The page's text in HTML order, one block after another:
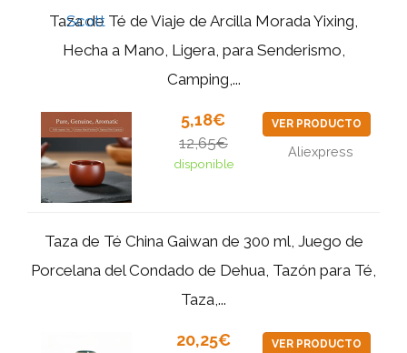
Taza de Té de Viaje de Arcilla Morada Yixing,
Hecha a Mano, Ligera, para Senderismo,
Camping,...
5,18€
12,65€
disponible
VER PRODUCTO
Aliexpress
Taza de Té China Gaiwan de 300 ml, Juego de
Porcelana del Condado de Dehua, Tazón para Té,
Taza,...
20,25€ VER PRODUCTO